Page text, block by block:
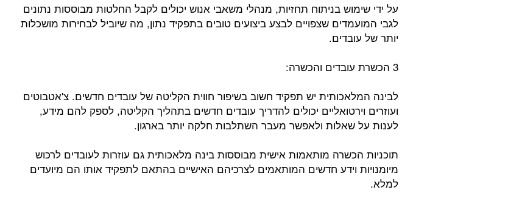
על ידי שימוש בניתוח תחזיות, מנהלי משאבי אנוש יכולים לקבל החלטות מבוססות נתונים
לגבי המועמדים שצפויים לבצע ביצועים טובים בתפקיד נתון, מה שיוביל לבחירות מושכלות
יותר של עובדים.
3 הכשרת עובדים והכשרה:
לבינה המלאכותית יש תפקיד חשוב בשיפור חווית הקליטה של עובדים חדשים. צ'אטבוטים
ועוזרים וירטואליים יכולים להדריך עובדים חדשים בתהליך הקליטה, לספק להם מידע,
לענות על שאלות ולאפשר מעבר השתלבות חלקה יותר בארגון.
תוכניות הכשרה מותאמות אישית מבוססות בינה מלאכותית גם עוזרות לעובדים לרכוש
מיומנויות וידע חדשים המותאמים לצרכיהם האישיים בהתאם לתפקיד אותו הם מיועדים
למלא.